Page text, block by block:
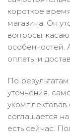
короткое
магазина. Он
вопросы,
особенностей.
оплаты и
По
уточнения,
соглашается
есть сейчас.